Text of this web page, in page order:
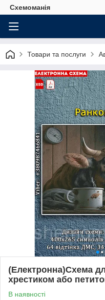
Схемоманія
Товари та послуги
(Електронна)Схема
хрестиком або
В наявності